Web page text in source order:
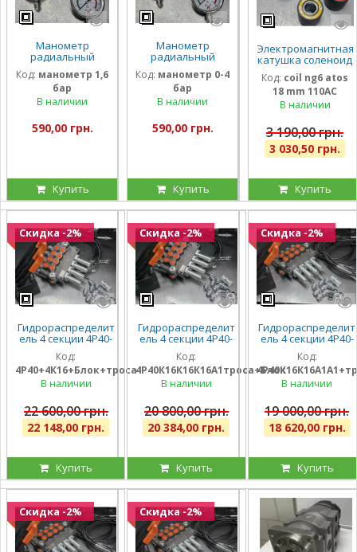
Манометр
радиальный
глицириновый
виброустойчивый
63мм 1,6 Бар
Италия
Код: манометр 1,6
бар
В наличии
590,00 грн.
Купить
Манометр
радиальный
глицириновый
виброустойчивый
63мм 0-4 Бар
Италия
Код: манометр 0-4
бар
В наличии
590,00 грн.
Купить
Электромагнитная
катушка соленоид
Atos 110 Вольт
внутренний
диаметр 18мм
длина 40 мм
Код: coil ng6 atos
18 mm 110AC
В наличии
3 190,00 грн.
3 030,50 грн.
Купить
Скидка -2%
Гидрораспределит
ель 4 секции 4Р40-
К16К16К16К16 с
плавающим
положением на
всех секциях, троса
штуцера
Код:
4Р40+4К16+Блок+троса
В наличии
22 600,00 грн.
22 148,00 грн.
Купить
Скидка -2%
Гидрораспределит
ель 4 секции 4Р40-
К16К16К16А1 с
плавающими на 3
секции, троса и
блок рычагов на 4
Код:
4Р40К16К16К16А1троса+Блок
В наличии
20 800,00 грн.
20 384,00 грн.
Купить
Скидка -2%
Гидрораспределит
ель 4 секции 4Р40-
К16К16А1А1 с
плавающими на 2
секции, троса и
блок рычагов на 4
Код:
В наличии
19 000,00 грн.
18 620,00 грн.
Купить
Скидка -2% Скидка -2%